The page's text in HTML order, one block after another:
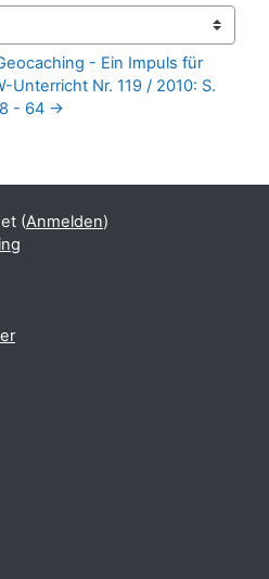
- Ein Impuls für
Unterricht Nr. 119 / 2010: S.
- 64 →
(Anmelden)